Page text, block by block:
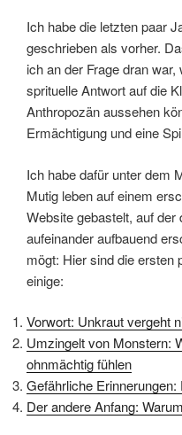
Ich habe die letzten paar
geschrieben als vorher.
ich an der Frage dran
sprituelle Antwort auf die
Anthropozän aussehen
Ermächtigung und eine
Ich habe dafür unter dem
Mutig leben auf einem
Website gebastelt, auf
aufeinander aufbauend
mögt: Hier sind die ersten
einige:
Vorwort: Unkraut vergeht
Umzingelt von Monstern:
ohnmächtig fühlen
Gefährliche
Der andere Anfang: